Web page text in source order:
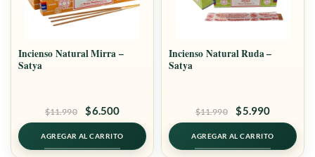
Incienso Natural Mirra –
Satya
$11.990
El
precio
original
era:
$6.500El
precio
actual
es:
AGREGAR AL CARRITO
Incienso Natural Ruda –
Satya
$11.990
El
precio
original
era:
$5.990El
precio
actual
es:
AGREGAR AL CARRITO